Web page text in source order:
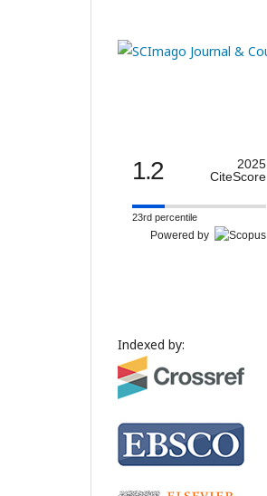
1.2
2025
CiteScore
23rd percentile
Powered by
Indexed by: